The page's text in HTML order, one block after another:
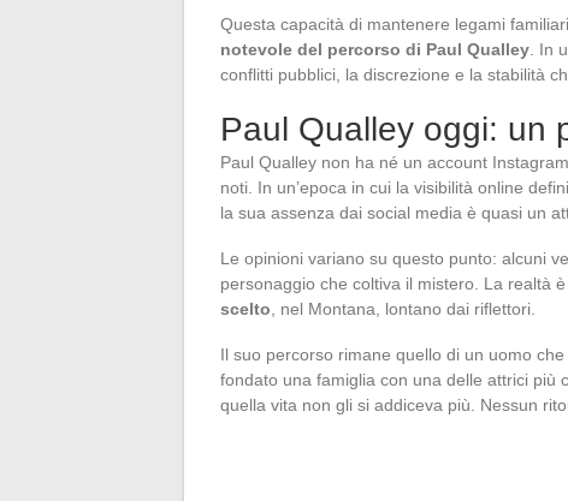
Questa capacità di mantenere legami
notevole del percorso di Paul Qualley . In
conflitti pubblici, la discrezione e la stabilità
Paul Qualley oggi: un
Paul Qualley non ha né un account
noti. In un’epoca in cui la visibilità online
la sua assenza dai social media è quasi un
Le opinioni variano su questo punto: alcuni
personaggio che coltiva il mistero. La realtà
scelto , nel Montana, lontano dai riflettori.
Il suo percorso rimane quello di un uomo
fondato una famiglia con una delle attrici più
quella vita non gli si addiceva più. Nessun